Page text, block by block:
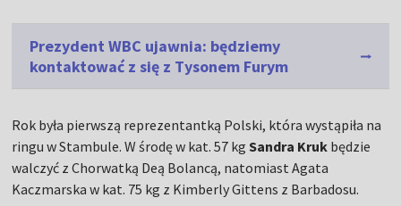
Prezydent WBC ujawnia: będziemy
kontaktować z się z Tysonem Furym
Rok była pierwszą reprezentantką Polski, która wystąpiła na
ringu w Stambule. W środę w kat. 57 kgSandra Kruk będzie
walczyć z Chorwatką Deą Bolancą, natomiast Agata
Kaczmarska w kat. 75 kg z Kimberly Gittens z Barbadosu.